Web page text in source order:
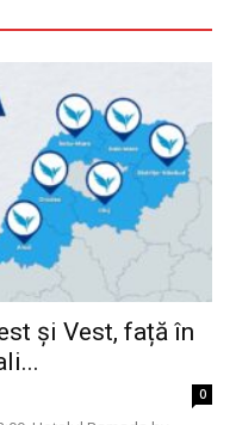
și Vest, față în
0